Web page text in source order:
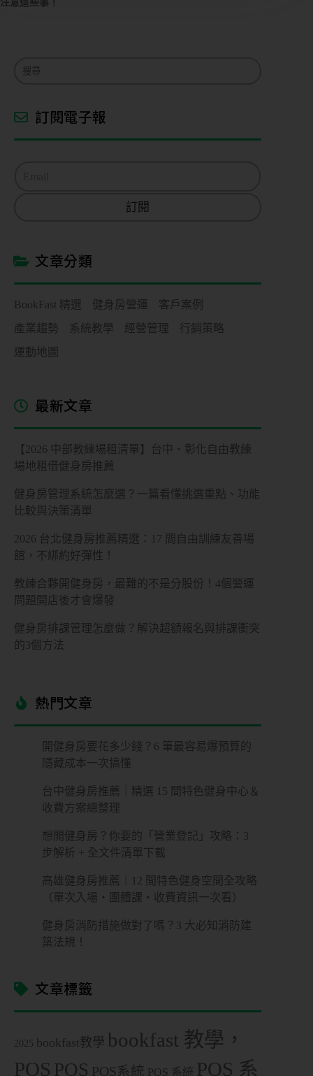
注意這些事！
訂閱電子報
訂閱
文章分類
BookFast 精選 健身房營運
客戶案例
產業趨勢
系統教學 經營管理
行銷策略
運動地圖
最新文章
【2026 中部教練場租清單】台中、彰化自由教練
場地租借健身房推薦
健身房管理系統怎麼選？一篇看懂挑選重點、功能
比較與決策清單
2026 台北健身房推薦精選：17 間自由訓練友善場
館，不綁約好彈性！
教練合夥開健身房，最難的不是分股份！4個營運
問題開店後才會爆發
健身房排課管理怎麼做？解決超額報名與排課衝突
的3個方法
熱門文章​
開健身房要花多少錢？6 筆最容易爆預算的
隱藏成本一次搞懂
台中健身房推薦｜精選 15 間特色健身中心＆
收費方案總整理
想開健身房？你要的「營業登記」攻略：3
步解析 + 全文件清單下載
高雄健身房推薦｜12 間特色健身空間全攻略
（單次入場・團體課・收費資訊一次看）
健身房消防措施做對了嗎？3 大必知消防建
築法規！
文章標籤
2025 bookfast教學 bookfast 教學，
POS POS POS系統 POS 系統 POS 系